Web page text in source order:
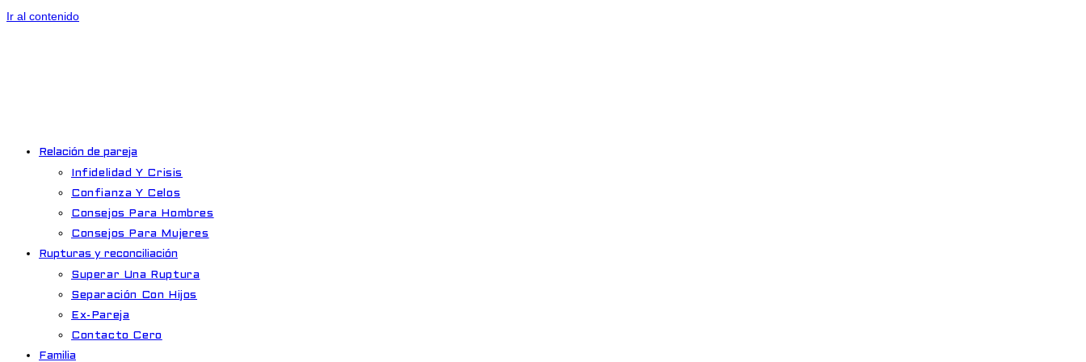
Ir al contenido
Relación de pareja
Infidelidad Y Crisis
Confianza Y Celos
Consejos Para Hombres
Consejos Para Mujeres
Rupturas y reconciliación
Superar Una Ruptura
Separación Con Hijos
Ex-Pareja
Contacto Cero
Familia